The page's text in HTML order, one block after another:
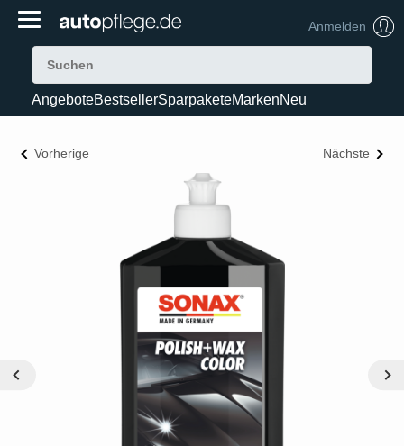
Anmelden
AngeboteBestsellerSparpaketeMarkenNeu
Vorherige Nächste